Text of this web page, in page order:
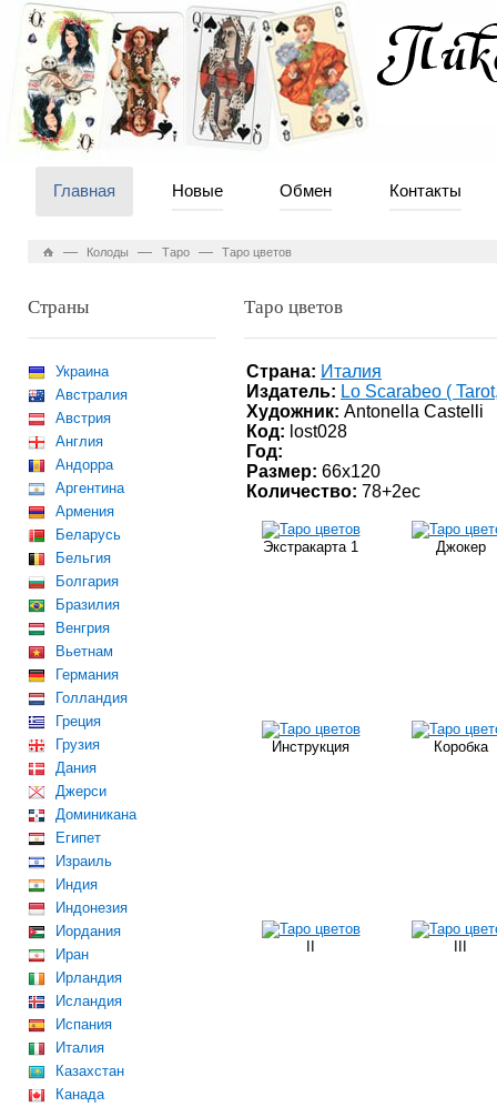
Главная Новые Обмен Контакты
— Колоды — Таро — Таро цветов
Страны
Украина
Австралия
Австрия
Англия
Андорра
Аргентина
Армения
Беларусь
Бельгия
Болгария
Бразилия
Венгрия
Вьетнам
Германия
Голландия
Греция
Грузия
Дания
Джерси
Доминикана
Египет
Израиль
Индия
Индонезия
Иордания
Иран
Ирландия
Исландия
Испания
Италия
Казахстан
Канада
Таро цветов
Страна: Италия
Издатель: Lo Scarabeo (
Художник: Antonella Castelli
Код: lost028
Год:
Размер: 66x120
Количество: 78+2ec
Экстракарта 1 Джокер
Инструкция Коробка
II III